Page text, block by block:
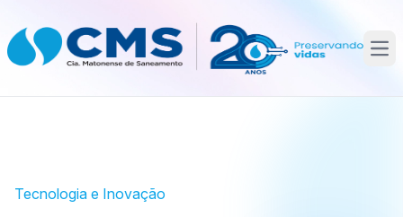
Tecnologia e Inovação